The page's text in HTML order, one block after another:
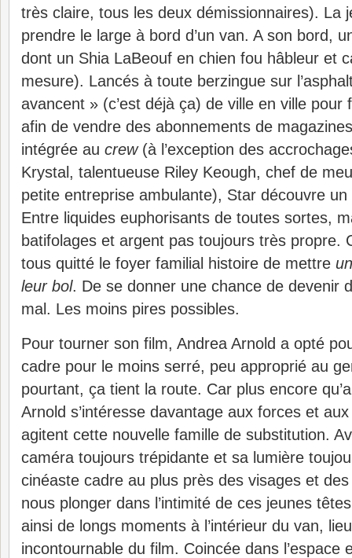
très claire, tous les deux démissionnaires). La
prendre le large à bord d’un van. A son bord,
dont un Shia LaBeouf en chien fou hâbleur et
mesure). Lancés à toute berzingue sur
avancent » (c’est déjà ça) de ville en ville
afin de vendre des abonnements de
intégrée au crew(à l’exception des
Krystal, talentueuse Riley Keough, chef de
petite entreprise ambulante), Star découvre
Entre liquides euphorisants de toutes sortes,
batifolages et argent pas toujours très propre.
tous quitté le foyer familial histoire de mettre
leur bol. De se donner une chance de devenir
mal. Les moins pires possibles.
Pour tourner son film, Andrea Arnold a opté
cadre pour le moins serré, peu approprié au
pourtant, ça tient la route. Car plus encore
Arnold s’intéresse davantage aux forces et
agitent cette nouvelle famille de substitution.
caméra toujours trépidante et sa lumière
cinéaste cadre au plus près des visages et
nous plonger dans l’intimité de ces jeunes
ainsi de longs moments à l’intérieur du van,
incontournable du film. Coincée dans l’espace